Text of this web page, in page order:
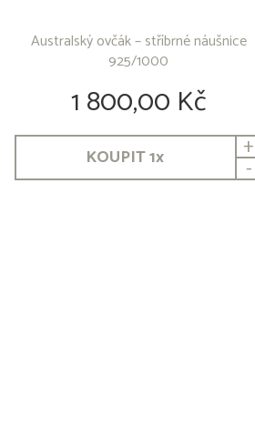
Australský ovčák – stříbrné náušnice
925/1000
1 800,00 Kč
KOUPIT1x +
-